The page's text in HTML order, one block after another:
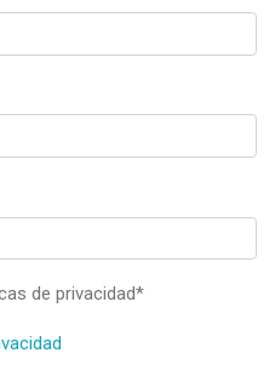
de privacidad*